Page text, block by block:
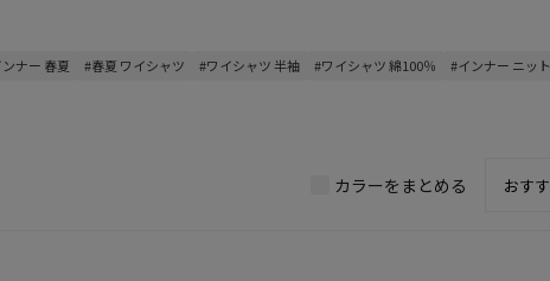
ナー 春夏 #春夏 ワイシャツ #ワイシャツ 半袖 #ワイシャツ 綿100％ #インナー ニット
カラーをまとめる